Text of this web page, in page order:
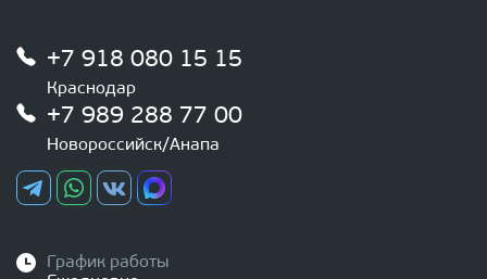
+7 918 080 15 15
Краснодар
+7 989 288 77 00
Новороссийск/Анапа
График работы